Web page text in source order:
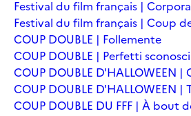
Festival du film français |
Festival du film français | Coup
COUP DOUBLE | Follemente
COUP DOUBLE | Perfetti
COUP DOUBLE D'HALLOWEEN |
COUP DOUBLE D'HALLOWEEN |
COUP DOUBLE DU FFF | À bout